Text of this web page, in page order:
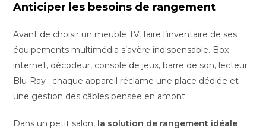
Anticiper les besoins de rangement
Avant de choisir un meuble TV, faire l’inventaire de ses
équipements multimédia s’avère indispensable. Box
internet, décodeur, console de jeux, barre de son, lecteur
Blu-Ray : chaque appareil réclame une place dédiée et
une gestion des câbles pensée en amont.
Dans un petit salon, la solution de rangement idéale